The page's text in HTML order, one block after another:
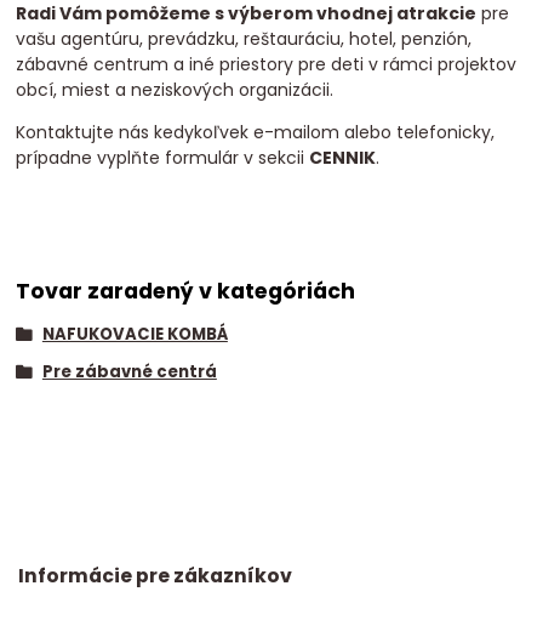
Radi Vám pomôžeme s výberom vhodnej atrakcie pre
vašu agentúru, prevádzku, reštauráciu, hotel, penzión,
zábavné centrum a iné priestory pre deti v rámci projektov
obcí, miest a neziskových organizácii.
Kontaktujte nás kedykoľvek e-mailom alebo telefonicky,
prípadne vyplňte formulár v sekcii CENNIK.
Tovar zaradený v kategóriách
NAFUKOVACIE KOMBÁ
Pre zábavné centrá
Informácie pre zákazníkov